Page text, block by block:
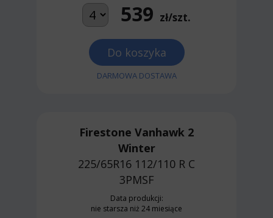
539 zł/szt.
Do koszyka
DARMOWA DOSTAWA
Firestone Vanhawk 2
Winter
225/65R16 112/110 R C
3PMSF
Data produkcji:
nie starsza niż 24 miesiące